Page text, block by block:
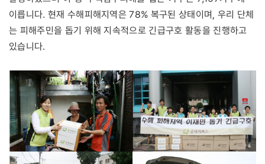
이릅니다. 현재 수해피해지역은 78% 복구된 상태이며, 우리 단체
는 피해주민을 돕기 위해 지속적으로 긴급구호 활동을 진행하고
있습니다.